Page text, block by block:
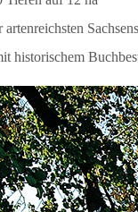
artenreichsten Sachsens
historischem